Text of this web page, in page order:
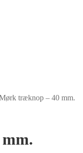
træknop – 40 mm.